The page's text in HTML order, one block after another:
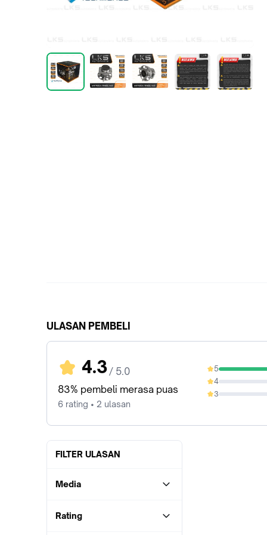
ULASAN PEMBELI
4.3 / 5.0
83% pembeli merasa puas
6 rating • 2 ulasan
5
83.33%
4
0%
3
0%
FILTER ULASAN
Media
Rating